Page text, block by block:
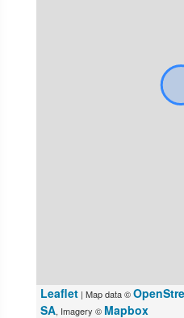
Leaflet | Map data ©
SA, Imagery © Mapbox